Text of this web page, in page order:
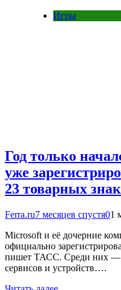
Игры
Год только
уже
23 товарных
Ferra.ru7 месяцев спустя01
Microsoft и её дочерние
официально
пишет ТАСС. Среди них —
сервисов и устройств….